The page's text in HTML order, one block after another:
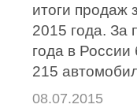
итоги продаж
2015 года. За
года в
215
08.07.2015